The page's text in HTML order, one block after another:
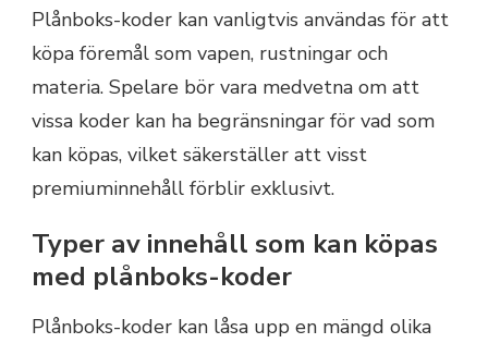
Plånboks-koder kan vanligtvis användas för att
köpa föremål som vapen, rustningar och
materia. Spelare bör vara medvetna om att
vissa koder kan ha begränsningar för vad som
kan köpas, vilket säkerställer att visst
premiuminnehåll förblir exklusivt.
Typer av innehåll som kan köpas
med plånboks-koder
Plånboks-koder kan låsa upp en mängd olika